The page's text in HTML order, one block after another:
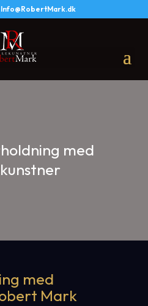
Info@RobertMark.dk
med
med
Mark